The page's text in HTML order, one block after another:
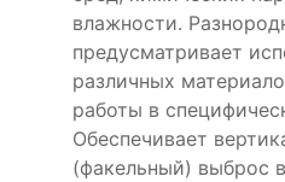
влажности.
предусматривает
различных
работы в
Обеспечивает
(факельный) выброс